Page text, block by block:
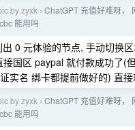
by zyxk › ChatGPT 充值好难呀，
能用吗
出 0 元体验的节点, 手动切换
国区 paypal 就付款成功了(
实名 绑卡都提前做好的) 直
by zyxk › ChatGPT 充值好难呀，
能用吗